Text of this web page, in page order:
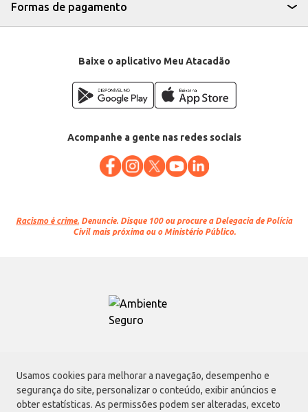
Usamos cookies para melhorar a navegação, desempenho e
segurança do site, personalizar o conteúdo, exibir anúncios e
obter estatísticas. As permissões podem ser alteradas, exceto
Formas de pagamento
Baixe o aplicativo Meu Atacadão
Acompanhe a gente nas redes sociais
Racismo é crime. Denuncie. Disque 100 ou procure a Delegacia de Polícia
Civil mais próxima ou o Ministério Público.
Atacadão S.A.
Avenida Morvan Dias de Figueiredo, 6169, Vila Maria, São Paulo - SP | CEP
02170-901 | CNPJ: 75.315.333/0001-09